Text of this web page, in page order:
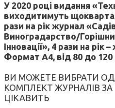
У 2020 році видання
виходитимуть
рази на рік журнал
Виноградарство/
Інновації», 4 рази на рік
Формат А4, від 80 до 120
ВИ МОЖЕТЕ ВИБРАТИ
КОМПЛЕКТ ЖУРНАЛІВ
ЦІКАВИТЬ